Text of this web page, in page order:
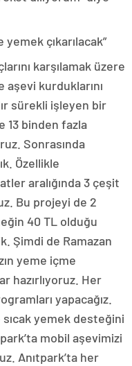
çıkarılacak”
karşılamak üzere
aşevi kurduklarını
sürekli işleyen bir
13 binden fazla
Sonrasında
Özellikle
aralığında 3 çeşit
Bu projeyi de 2
40 TL olduğu
Şimdi de Ramazan
yeme içme
hazırlıyoruz. Her
yapacağız.
sıcak yemek desteğini
mobil aşevimizi
Anıtpark’ta her